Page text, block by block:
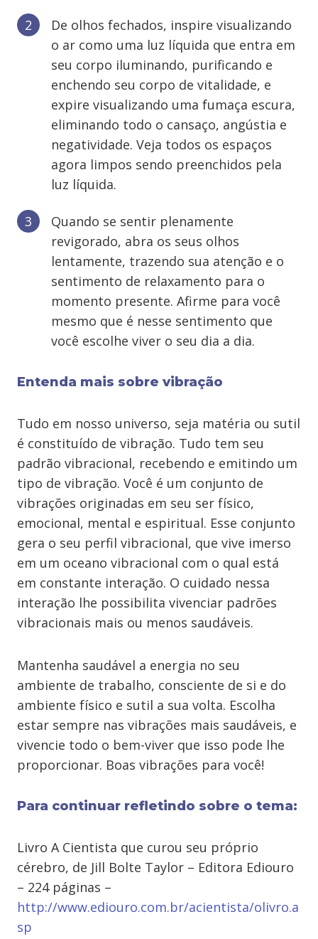
De olhos fechados, inspire visualizando
o ar como uma luz líquida que entra em
seu corpo iluminando, purificando e
enchendo seu corpo de vitalidade, e
expire visualizando uma fumaça escura,
eliminando todo o cansaço, angústia e
negatividade. Veja todos os espaços
agora limpos sendo preenchidos pela
luz líquida.
Quando se sentir plenamente
revigorado, abra os seus olhos
lentamente, trazendo sua atenção e o
sentimento de relaxamento para o
momento presente. Afirme para você
mesmo que é nesse sentimento que
você escolhe viver o seu dia a dia.
Entenda mais sobre vibração
Tudo em nosso universo, seja matéria ou sutil
é constituído de vibração. Tudo tem seu
padrão vibracional, recebendo e emitindo um
tipo de vibração. Você é um conjunto de
vibrações originadas em seu ser físico,
emocional, mental e espiritual. Esse conjunto
gera o seu perfil vibracional, que vive imerso
em um oceano vibracional com o qual está
em constante interação. O cuidado nessa
interação lhe possibilita vivenciar padrões
vibracionais mais ou menos saudáveis.
Mantenha saudável a energia no seu
ambiente de trabalho, consciente de si e do
ambiente físico e sutil a sua volta. Escolha
estar sempre nas vibrações mais saudáveis, e
vivencie todo o bem-viver que isso pode lhe
proporcionar. Boas vibrações para você!
Para continuar refletindo sobre o tema:
Livro A Cientista que curou seu próprio
cérebro, de Jill Bolte Taylor – Editora Ediouro
– 224 páginas –
http://www.ediouro.com.br/acientista/olivro.a
sp